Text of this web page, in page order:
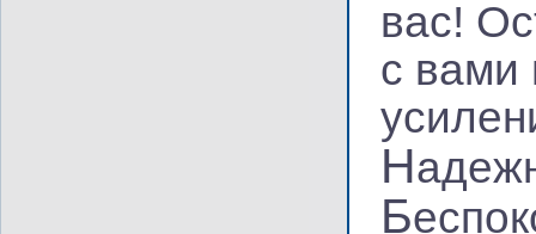
вас!
с вами
Н
Б